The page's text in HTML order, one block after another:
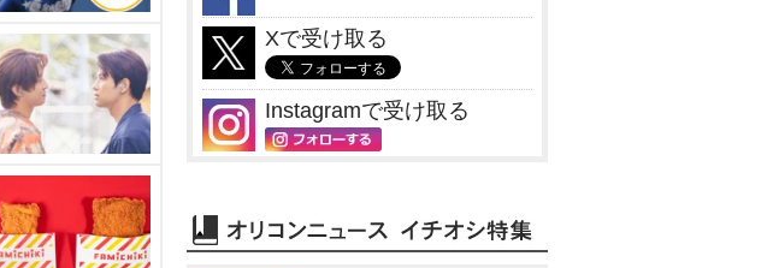
Xで受け取る
Instagramで受け取る